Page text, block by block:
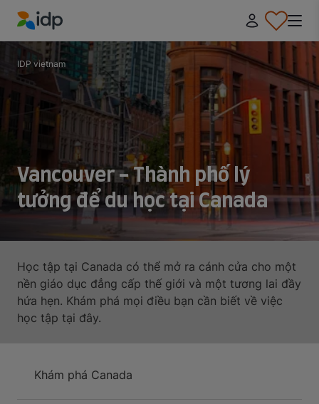
IDP Education
IDP vietnam
Vancouver - Thành phố lý
tưởng để du học tại Canada
Học tập tại Canada có thể mở ra cánh cửa cho một
nền giáo dục đẳng cấp thế giới và một tương lai đầy
hứa hẹn. Khám phá mọi điều bạn cần biết về việc
học tập tại đây.
Khám phá Canada